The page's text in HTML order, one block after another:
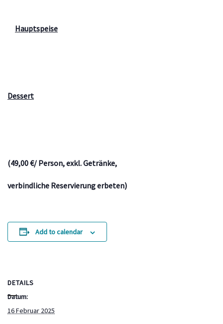
Hauptspeise
Dessert
(49,00 €/ Person, exkl. Getränke,
verbindliche Reservierung erbeten)
Add to calendar
DETAILS
Datum:
16 Februar 2025